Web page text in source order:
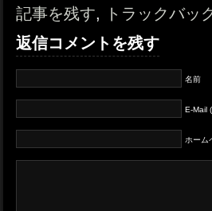
記事を残す,
トラックバッ
返信コメントを残す
名前
E-Mail
ホーム